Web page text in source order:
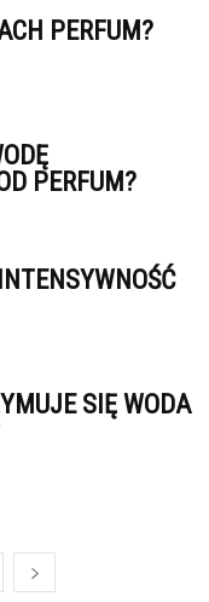
PERFUM?
PERFUM?
SIĘ WODA